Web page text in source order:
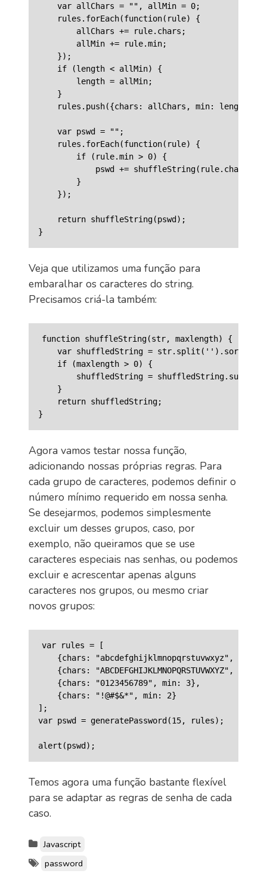
    var allChars = "", allMin = 0;
    rules.forEach(function(rule) {
        allChars += rule.chars;
        allMin += rule.min;
    });
    if (length < allMin) {
        length = allMin;
    }
rules.push({chars: allChars, min: length -
    var pswd = "";
    rules.forEach(function(rule) {
        if (rule.min > 0) {
pswd += shuffleString(rule.chars,
        }
    });
    return shuffleString(pswd);
Veja que utilizamos uma função para
embaralhar os caracteres do string.
Precisamos criá-la também:
function shuffleString(str, maxlength) {
var shuffledString =
    if (maxlength > 0) {
shuffledString =
    }
    return shuffledString;
Agora vamos testar nossa função,
adicionando nossas próprias regras. Para
cada grupo de caracteres, podemos definir o
número mínimo requerido em nossa senha.
Se desejarmos, podemos simplesmente
excluir um desses grupos, caso, por
exemplo, não queiramos que se use
caracteres especiais nas senhas, ou podemos
excluir e acrescentar apenas alguns
caracteres nos grupos, ou mesmo criar
novos grupos:
var rules = [
{chars: "abcdefghijklmnopqrstuvwxyz", min:
{chars: "ABCDEFGHIJKLMNOPQRSTUVWXYZ", min:
    {chars: "0123456789", min: 3},
    {chars: "!@#$&*", min: 2}
];
var pswd = generatePassword(15, rules);
Temos agora uma função bastante flexível
para se adaptar as regras de senha de cada
caso.
Javascript
password